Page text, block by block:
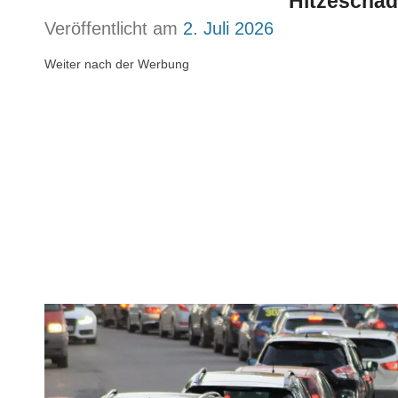
Veröffentlicht am 2. Juli 2026
Weiter nach der Werbung